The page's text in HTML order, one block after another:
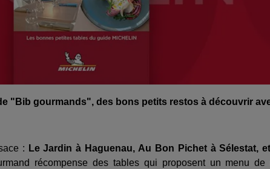
"Bib gourmands", des bons petits restos à découvrir
: Le Jardin à Haguenau, Au Bon Pichet à Sélestat,
récompense des tables qui proposent un menu